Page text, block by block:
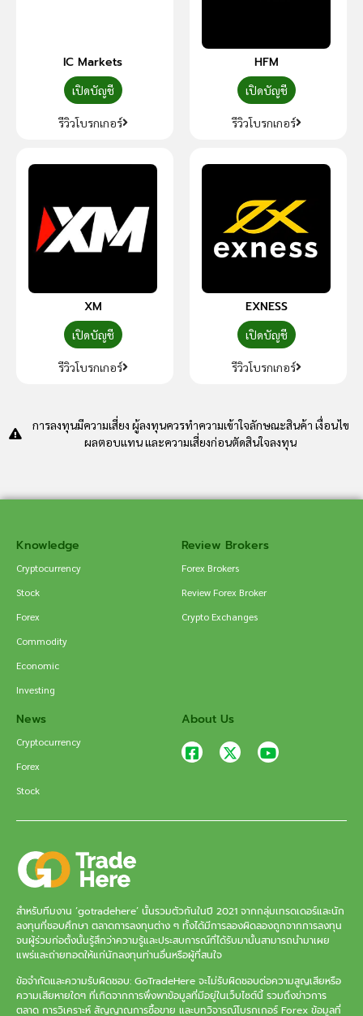
IC Markets
เปิดบัญชี
รีวิวโบรกเกอร์
HFM
เปิดบัญชี
รีวิวโบรกเกอร์
XM
เปิดบัญชี
รีวิวโบรกเกอร์
EXNESS
เปิดบัญชี
รีวิวโบรกเกอร์
การลงทุนมีความเสี่ยง ผู้ลงทุนควรทำความเข้าใจลักษณะสินค้า เงื่อนไข
ผลตอบแทน และความเสี่ยงก่อนตัดสินใจลงทุน
Knowledge
Cryptocurrency
Stock
Forex
Commodity
Economic
Investing
Review Brokers
Forex Brokers
Review Forex Broker
Crypto Exchanges
News
Cryptocurrency
Forex
Stock
About Us
สำหรับทีมงาน ‘gotradehere’ นั้นรวมตัวกันในปี 2021 จากกลุ่มเทรดเดอร์และนัก
ลงทุนที่ชอบศึกษา ตลาดการลงทุนต่าง ๆ ทั้งได้มีการลองผิดลองถูกจากการลงทุน
จนผู้ร่วมก่อตั้งนั้นรู้สึกว่าความรู้และประสบการณ์ที่ได้รับมานั้นสามารถนำมาเผย
แพร่และถ่ายทอดให้แก่นักลงทุนท่านอื่นหรือผู้ที่สนใจ
ข้อจำกัดและความรับผิดชอบ: GoTradeHere จะไม่รับผิดชอบต่อความสูญเสียหรือ
ความเสียหายใดๆ ที่เกิดจากการพึ่งพาข้อมูลที่มีอยู่ในเว็บไซต์นี้ รวมถึงข่าวการ
ตลาด การวิเคราะห์ สัญญาณการซื้อขาย และบทวิจารณ์โบรกเกอร์ Forex ข้อมูลที่